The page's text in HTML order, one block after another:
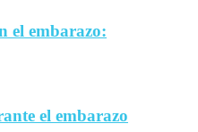
el embarazo:
el embarazo